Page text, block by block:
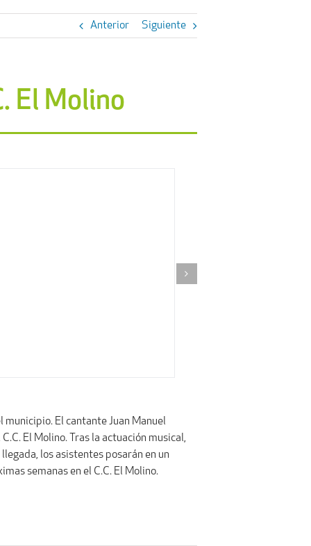
Anterior Siguiente
El Molino
El cantante Juan Manuel
El Molino. Tras la actuación musical,
los asistentes posarán en un
semanas en el C.C. El Molino.